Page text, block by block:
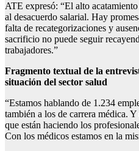
ATE expresó: “El alto
al desacuerdo salarial. Hay
falta de recategorizaciones y
sacrificio no puede seguir
trabajadores.”
Fragmento textual de la
situación del sector salud
“Estamos hablando de 1.234
también a los de carrera médica.
que están haciendo los
Con los médicos estamos en la